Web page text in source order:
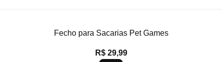
Fecho para Sacarias Pet Games
R$ 29,99